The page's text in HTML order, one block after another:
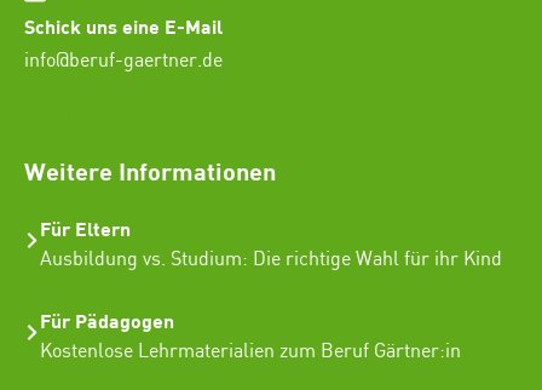
Schick uns eine E-Mail
info@beruf-gaertner.de
Weitere Informationen
Für Eltern
Ausbildung vs. Studium: Die richtige Wahl für ihr Kind
Für Pädagogen
Kostenlose Lehrmaterialien zum Beruf Gärtner:in